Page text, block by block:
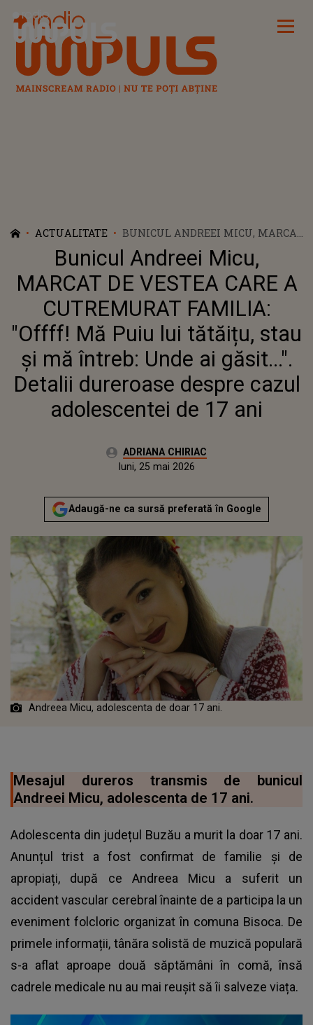
Radio Impuls
ACTUALITATE
BUNICUL ANDREEI MICU, MARCAT
DE VESTEA CARE A CUTREMURAT
FAMILIA: "OFFFF! MĂ PUIU LUI
TĂTĂIȚU, STAU ȘI MĂ ÎNTREB:
UNDE AI GĂSIT...". DETALII
DUREROASE DESPRE CAZUL
Bunicul Andreei Micu,
MARCAT DE VESTEA CARE A
CUTREMURAT FAMILIA:
"Offff! Mă Puiu lui tătăițu, stau
și mă întreb: Unde ai găsit...".
Detalii dureroase despre cazul
adolescentei de 17 ani
Autor:ADRIANA CHIRIAC
Actualizat:
luni, 25 mai 2026
Adaugă-ne ca sursă preferată în Google
Andreea Micu, adolescenta de doar 17 ani.
Mesajul dureros transmis de bunicul
Andreei Micu, adolescenta de 17 ani.
Adolescenta din județul Buzău a murit la doar 17 ani.
Anunțul trist a fost confirmat de familie și de
apropiați, după ce Andreea Micu a suferit un
accident vascular cerebral înainte de a participa la un
eveniment folcloric organizat în comuna Bisoca. De
primele informații, tânăra solistă de muzică populară
s-a aflat aproape două săptămâni în comă, însă
cadrele medicale nu au mai reușit să îi salveze viața.